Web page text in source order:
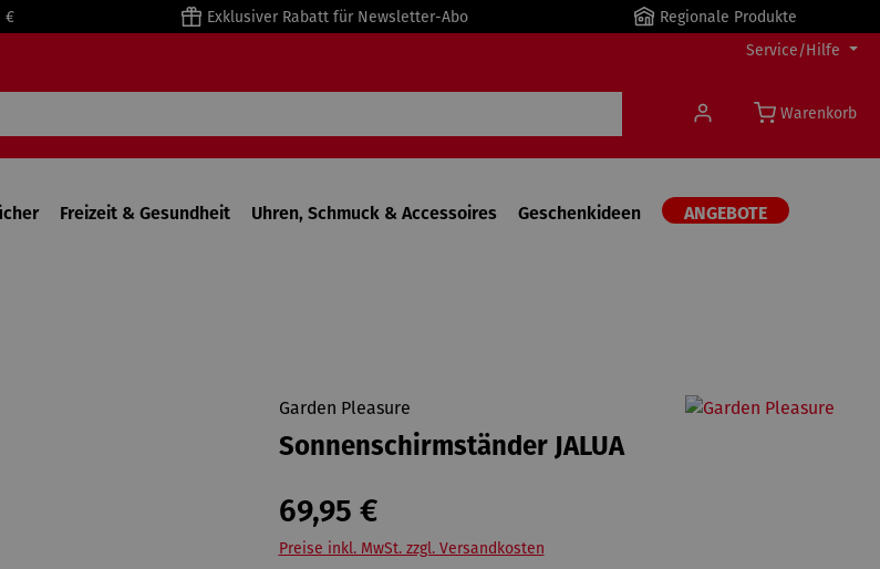
€ Exklusiver Rabatt für Newsletter-Abo
Regionale Produkte
Service/Hilfe
Warenkorb
Freizeit & Gesundheit Uhren, Schmuck & Accessoires Geschenkideen ANGEBOTE
Garden Pleasure
Sonnenschirmständer JALUA
69,95 €
Preise inkl. MwSt. zzgl. Versandkosten